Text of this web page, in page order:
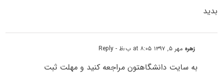
بدید
زهره مهر ۵, ۱۳۹۷ at ۸:۰۵ ب٫ظ - Reply
به سایت دانشگاهتون مراجعه کنید و مهلت ثبت